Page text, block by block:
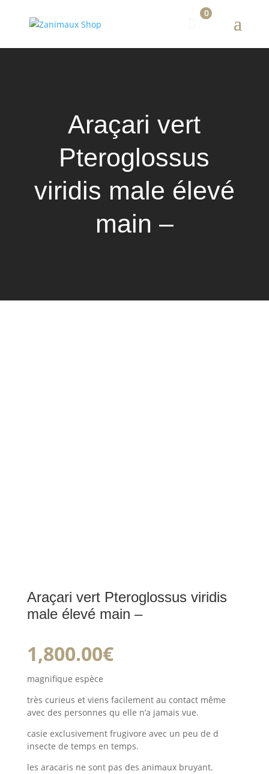
0
Araçari vert
Pteroglossus
viridis male élevé
main –
Araçari vert Pteroglossus viridis
male élevé main –
1,800.00€
magnifique espèce
très curieus et viens facilement au contact même
avec des personnes qu elle n’a jamais vue.
casie exclusivement frugivore avec un peu de d
insecte de temps en temps.
les aracaris ne sont pas des animaux bruyant.